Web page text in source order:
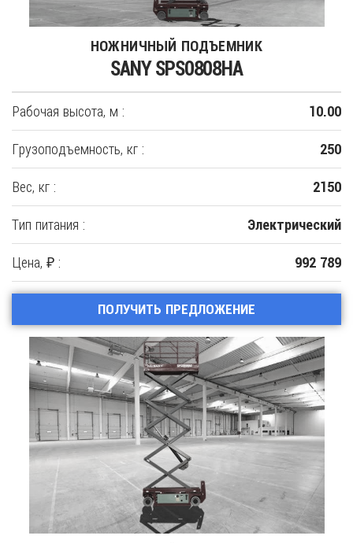
НОЖНИЧНЫЙ ПОДЪЕМНИК
SANY SPS0808HA
Рабочая высота, м : 10.00
Грузоподъемность, кг : 250
Вес, кг : 2150
Тип питания : Электрический
Цена, ₽ : 992 789
ПОЛУЧИТЬ ПРЕДЛОЖЕНИЕ